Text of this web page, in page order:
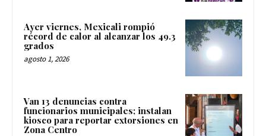
Ayer viernes, Mexicali rompió
récord de calor al alcanzar los 49.3
grados
agosto 1, 2026
Van 13 denuncias contra
funcionarios municipales; instalan
kiosco para reportar extorsiones en
Zona Centro